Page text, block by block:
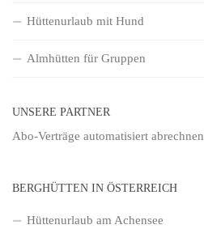
Hüttenurlaub mit Hund
Almhütten für Gruppen
UNSERE PARTNER
Abo-Verträge automatisiert abrechnen
BERGHÜTTEN IN ÖSTERREICH
Hüttenurlaub am Achensee